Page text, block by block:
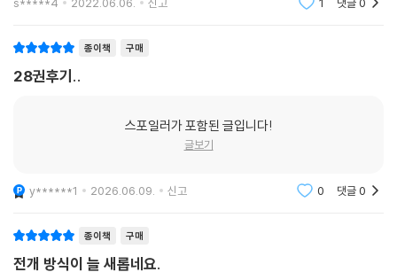
종이책 구매
28권후기..
스포일러가 포함된 글입니다!
글보기
y******1 2026.06.09. 신고 0 댓글0
종이책 구매
전개 방식이 늘 새롭네요.